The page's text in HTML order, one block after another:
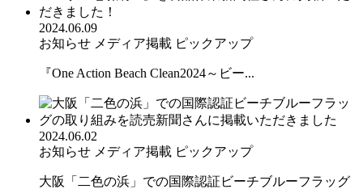
2024.06.09
お知らせ メディア掲載 ピックアップ
『One Action Beach Clean2024～ビー...
2024.06.02
お知らせ メディア掲載 ピックアップ
大阪「二色の浜」での国際認証ビーチブルーフラッグ